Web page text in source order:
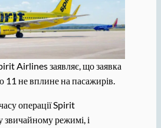
Airlines заявляє, що заявка
11 не вплине на пасажирів.
операції Spirit
режимі, і